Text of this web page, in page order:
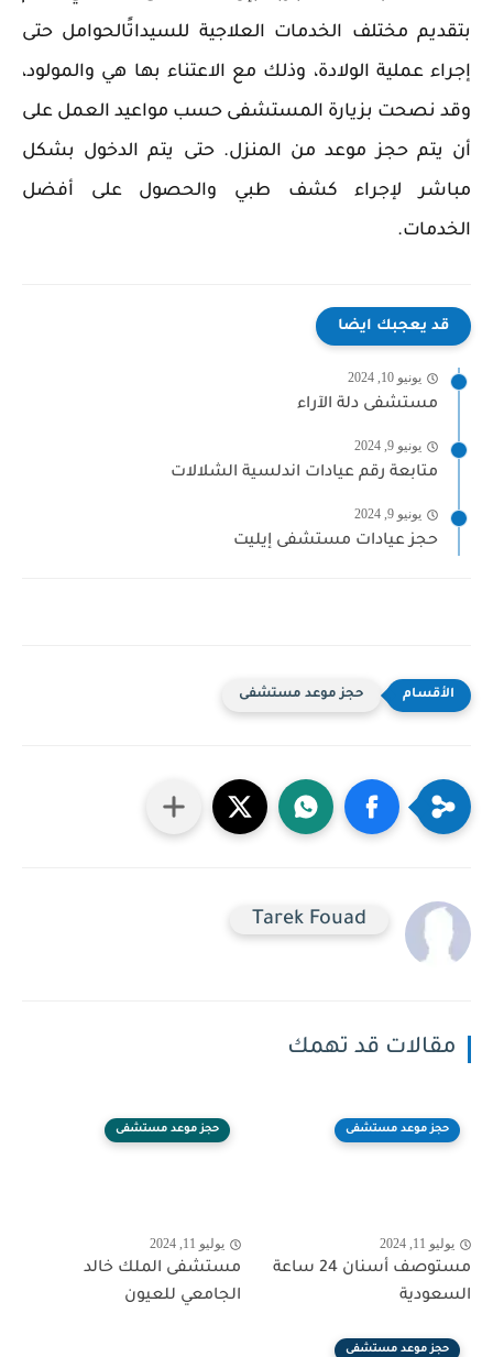
بتقديم مختلف الخدمات العلاجية للسيداتًالحوامل حتى
إجراء عملية الولادة، وذلك مع الاعتناء بها هي والمولود،
وقد نصحت بزيارة المستشفى حسب مواعيد العمل على
أن يتم حجز موعد من المنزل. حتى يتم الدخول بشكل
مباشر لإجراء كشف طبي والحصول على أفضل
الخدمات.
قد يعجبك ايضا
يونيو 10, 2024
مستشفى دلة الآراء
يونيو 9, 2024
متابعة رقم عيادات اندلسية الشلالات
يونيو 9, 2024
حجز عيادات مستشفى إيليت
حجز موعد مستشفى
Tarek Fouad
مقالات قد تهمك
حجز موعد مستشفى
يوليو 11, 2024
مستوصف أسنان 24 ساعة
السعودية
حجز موعد مستشفى
يوليو 11, 2024
مستشفى الملك خالد
الجامعي للعيون
حجز موعد مستشفى